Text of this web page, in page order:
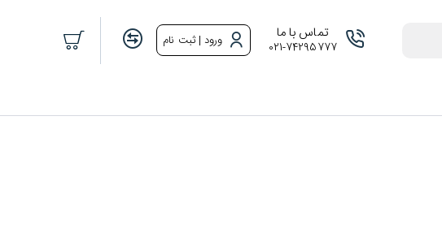
تماس با ما
021-74295777 ورود | ثبت نام